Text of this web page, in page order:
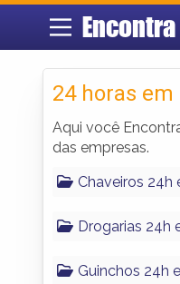
Encontra
24 horas em
Aqui você
das empresas.
Chaveiros 24h
Drogarias 24h
Guinchos 24h